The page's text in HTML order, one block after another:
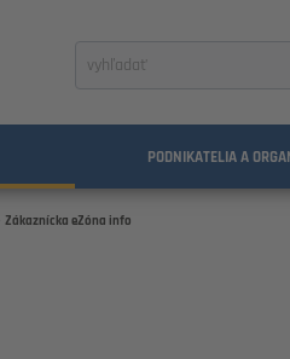
Zadajte
výraz
vyhľadanie
PODNIKATELIA A
Zákaznícka eZóna info